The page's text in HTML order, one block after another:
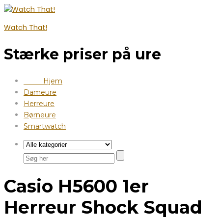
Watch That!
Stærke priser på ure
Hjem
Dameure
Herreure
Børneure
Smartwatch
Casio H5600 1er
Herreur Shock Squad